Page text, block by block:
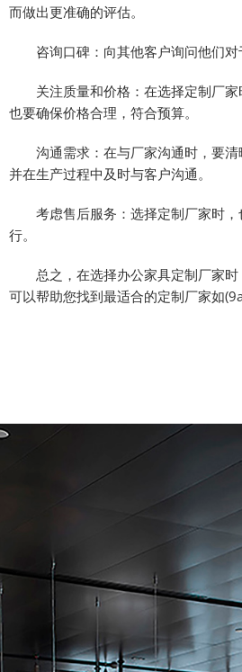
而做出更准确的评估。
咨询口碑：向其他客户询问他们对
关注质量和价格：在选择定制厂家
也要确保价格合理，符合预算。
沟通需求：在与厂家沟通时，要清
并在生产过程中及时与客户沟通。
考虑售后服务：选择定制厂家时，
行。
总之，在选择办公家具定制厂家时
可以帮助您找到最适合的定制厂家如